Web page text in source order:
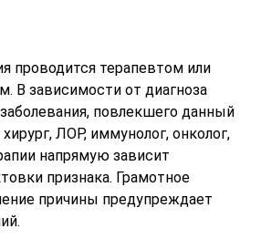
проводится терапевтом или
В зависимости от диагноза
повлекшего данный
ЛОР, иммунолог, онколог,
напрямую зависит
признака. Грамотное
причины предупреждает